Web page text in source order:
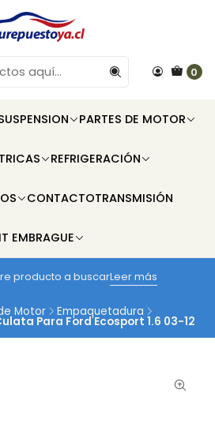
0
PARTES DE MOTOR
REFRIGERACIÓN
CONTACTOTRANSMISIÓN
EMBRAGUE
producto a buscarLeer más
Motor Empaquetadura
Para Ford Ecosport 1.6 03-12